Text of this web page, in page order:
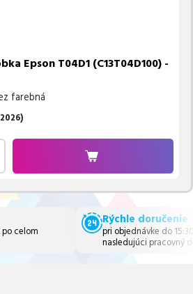
Epson T04D1 (C13T04D100) -
farebná
)
celom
Rýchle doručenie
pri objednávke do
nasledujúci pracovný